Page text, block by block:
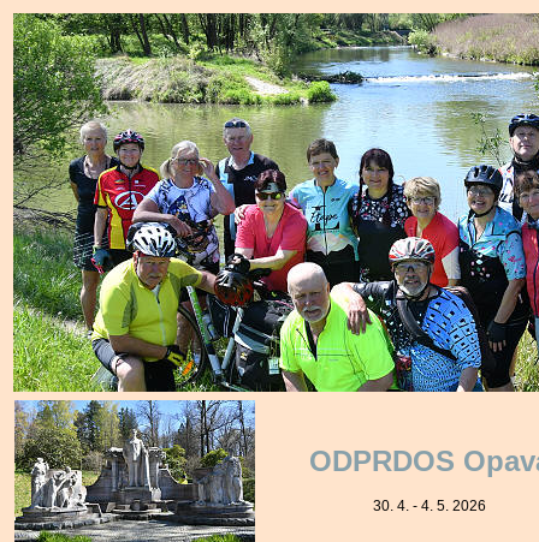
ODPRDOS
30. 4. - 4. 5. 2026